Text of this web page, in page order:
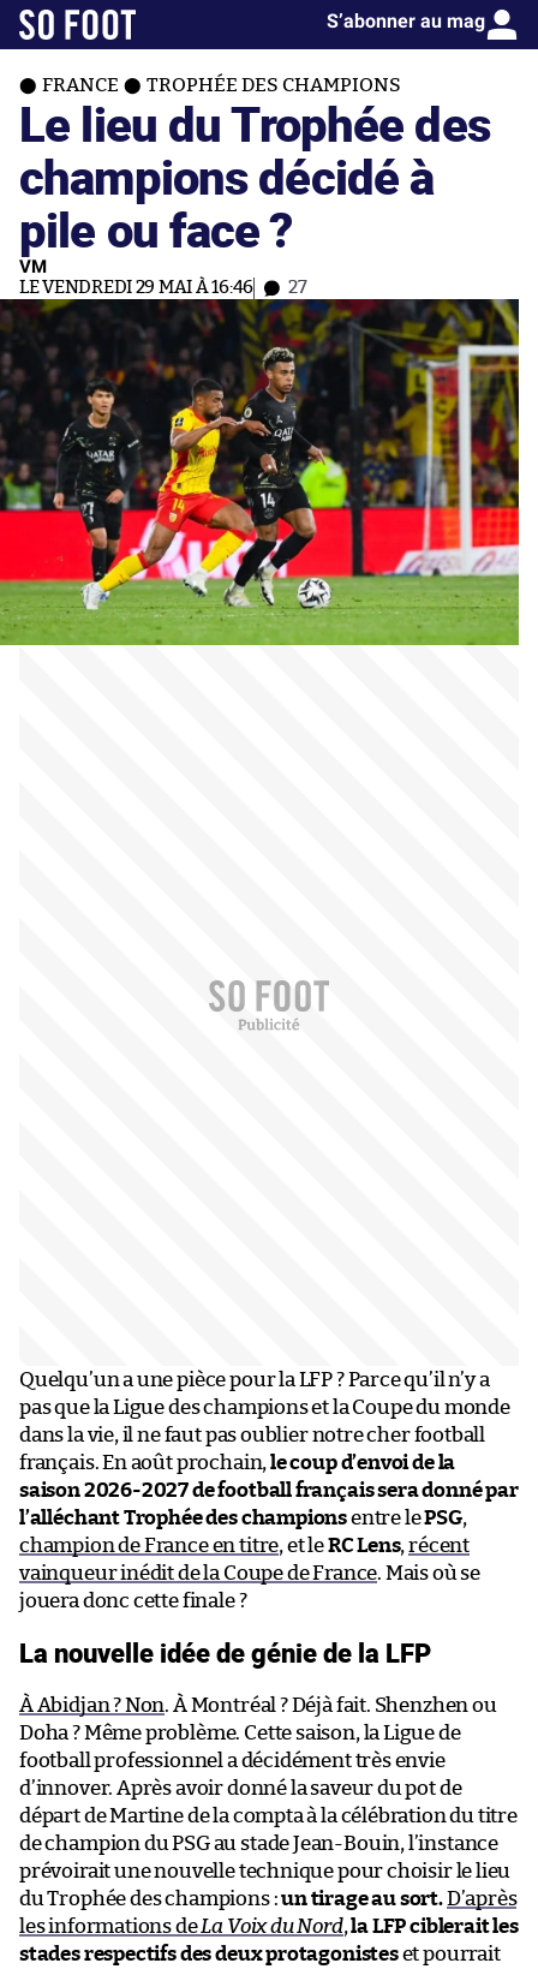
S’abonner au mag
FRANCE TROPHÉE DES CHAMPIONS
Le lieu du Trophée des
champions décidé à
pile ou face ?
VM
LE VENDREDI 29 MAI À 16:46 27
Quelqu’un a une pièce pour la LFP ? Parce qu’il n’y a
pas que la Ligue des champions et la Coupe du monde
dans la vie, il ne faut pas oublier notre cher football
français. En août prochain, le coup d’envoi de la
saison 2026-2027 de football français sera donné par
l’alléchant Trophée des championsentre lePSG,
champion de France en titre, et leRC Lens,récent
vainqueur inédit de la Coupe de France. Mais où se
jouera donc cette finale ?
La nouvelle idée de génie de la LFP
À Abidjan ? Non. À Montréal ? Déjà fait. Shenzhen ou
Doha ? Même problème. Cette saison, la Ligue de
football professionnel a décidément très envie
d’innover. Après avoir donné la saveur du pot de
départ de Martine de la compta à la célébration du titre
de champion du PSG au stade Jean-Bouin, l’instance
prévoirait une nouvelle technique pour choisir le lieu
du Trophée des champions :un tirage au sort.D’après
les informations deLa Voix du Nord,la LFP ciblerait les
stades respectifs des deux protagonisteset pourrait